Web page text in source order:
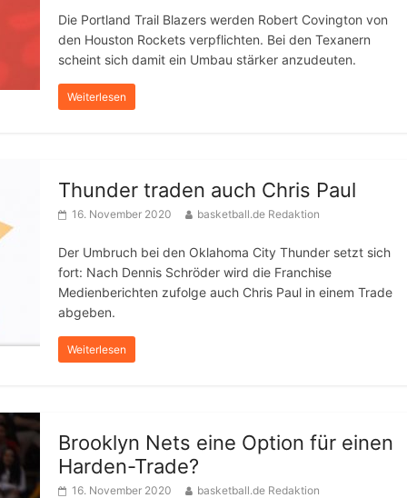
Die Portland Trail Blazers werden Robert Covington von
den Houston Rockets verpflichten. Bei den Texanern
scheint sich damit ein Umbau stärker anzudeuten.
Weiterlesen
Thunder traden auch Chris Paul
16. November 2020 basketball.de Redaktion
Der Umbruch bei den Oklahoma City Thunder setzt sich
fort: Nach Dennis Schröder wird die Franchise
Medienberichten zufolge auch Chris Paul in einem Trade
abgeben.
Weiterlesen
Brooklyn Nets eine Option für einen
Harden-Trade?
16. November 2020 basketball.de Redaktion